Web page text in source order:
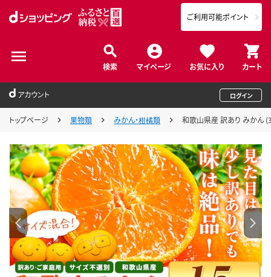
検索 マイページ お気に入り カート
ご利用可能ポイント
アカウント ログイン
トップページ 果物類 みかん・柑橘類 和歌山県産 訳あり みかん